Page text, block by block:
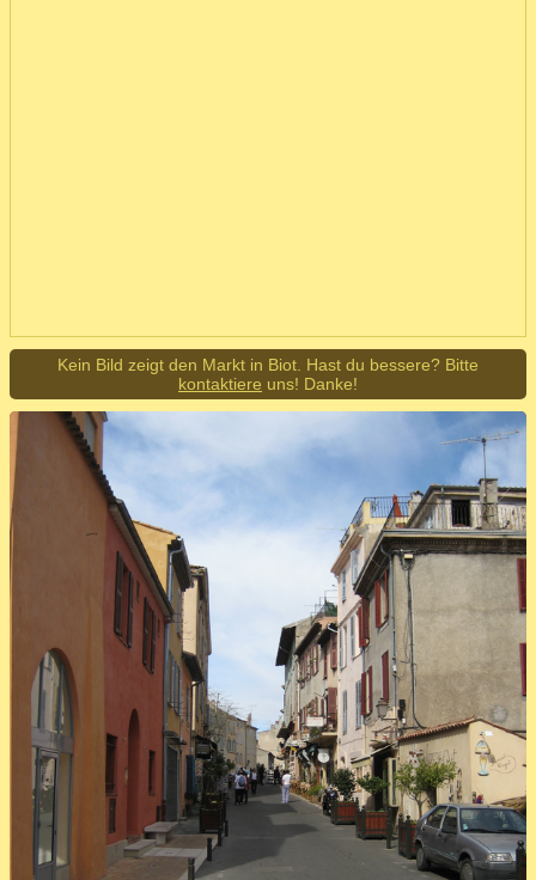
Kein Bild zeigt den Markt in Biot. Hast du bessere? Bitte
kontaktiere uns! Danke!